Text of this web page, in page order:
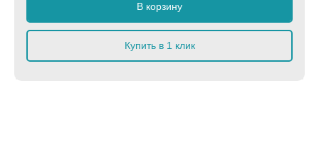
В корзину
Купить в 1 клик